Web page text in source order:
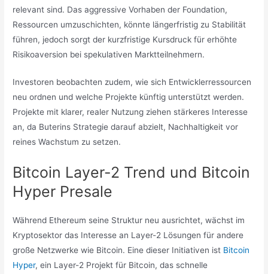
relevant sind. Das aggressive Vorhaben der Foundation,
Ressourcen umzuschichten, könnte längerfristig zu Stabilität
führen, jedoch sorgt der kurzfristige Kursdruck für erhöhte
Risikoaversion bei spekulativen Marktteilnehmern.
Investoren beobachten zudem, wie sich Entwicklerressourcen
neu ordnen und welche Projekte künftig unterstützt werden.
Projekte mit klarer, realer Nutzung ziehen stärkeres Interesse
an, da Buterins Strategie darauf abzielt, Nachhaltigkeit vor
reines Wachstum zu setzen.
Bitcoin Layer-2 Trend und Bitcoin
Hyper Presale
Während Ethereum seine Struktur neu ausrichtet, wächst im
Kryptosektor das Interesse an Layer-2 Lösungen für andere
große Netzwerke wie Bitcoin. Eine dieser Initiativen ist Bitcoin
Hyper, ein Layer-2 Projekt für Bitcoin, das schnelle